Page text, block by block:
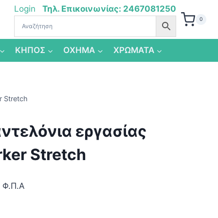
Login Τηλ. Επικοινωνίας: 2467081250
0
ΚΗΠΟΣ ΟΧΗΜΑ ΧΡΩΜΑΤΑ
Stretch
εργασίας
Stretch
Φ.Π.Α